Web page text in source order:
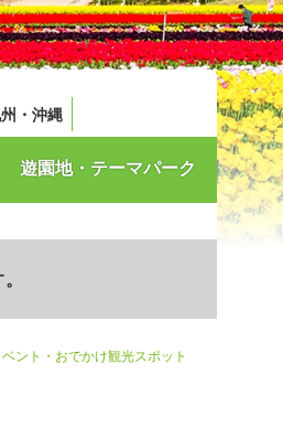
・沖縄
遊園地・テーマパーク
ント・おでかけ観光スポット